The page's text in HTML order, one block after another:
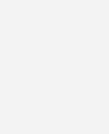
können: wesentlich
Durchforsten von
und wie
von
von Applikations-
Hinweis auf